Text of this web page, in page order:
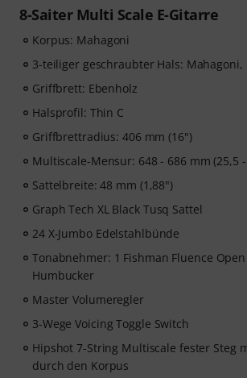
8-Saiter Multi Scale E-Gitarre
Korpus: Mahagoni
3-teiliger geschraubter Hals: Mahagoni,
Griffbrett: Ebenholz
Halsprofil: Thin C
Griffbrettradius: 406 mm (16")
Multiscale-Mensur: 648 - 686 mm (25,5
Sattelbreite: 48 mm (1,88")
Graph Tech XL Black Tusq Sattel
24 X-Jumbo Edelstahlbünde
Tonabnehmer: 1 Fishman Fluence
Humbucker
Master Volumeregler
3-Wege Voicing Toggle Switch
Hipshot 7-String Multiscale fester Steg
durch den Korpus